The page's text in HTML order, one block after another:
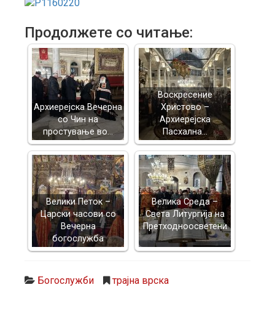
Продолжете со читање:
Архиерејска Вечерна
со Чин на
простување во…
Воскресение
Христово –
Архиерејска
Пасхална…
Велики Петок –
Царски часови со
Вечерна
богослужба
Велика Среда –
Света Литургија на
Претходноосветени
…
Богослужби трајна врска